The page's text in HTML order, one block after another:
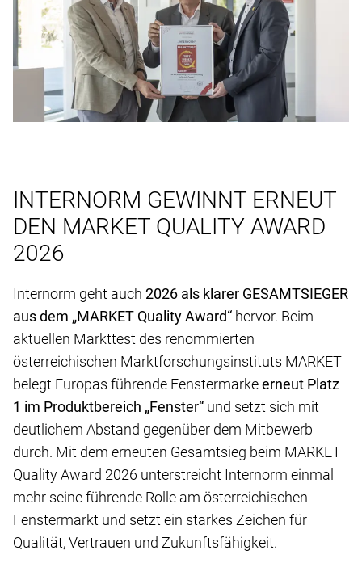
INTERNORM GEWINNT ERNEUT
DEN MARKET QUALITY AWARD
2026
Internorm geht auch 2026 als klarer GESAMTSIEGER
aus dem „MARKET Quality Award“ hervor. Beim
aktuellen Markttest des renommierten
österreichischen Marktforschungsinstituts MARKET
belegt Europas führende Fenstermarkeerneut Platz
1 im Produktbereich „Fenster“ und setzt sich mit
deutlichem Abstand gegenüber dem Mitbewerb
durch. Mit dem erneuten Gesamtsieg beim MARKET
Quality Award 2026 unterstreicht Internorm einmal
mehr seine führende Rolle am österreichischen
Fenstermarkt und setzt ein starkes Zeichen für
Qualität, Vertrauen und Zukunftsfähigkeit.